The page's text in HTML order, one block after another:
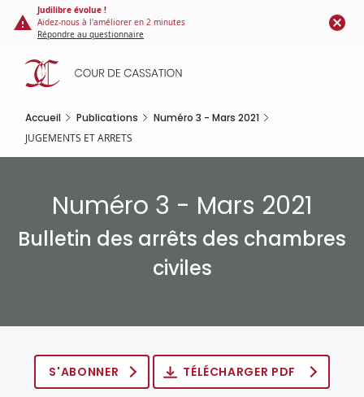
Panneau de gestion des cookies
contenu
principal
Judilibre évolue !
Aidez-nous à l'améliorer en 2 minutes
Répondre au questionnaire
Accueil Publications Numéro 3 - Mars 2021
JUGEMENTS ET ARRETS
Numéro 3 - Mars 2021
Bulletin des arrêts des chambres
civiles
S'ABONNER TÉLÉCHARGER PDF